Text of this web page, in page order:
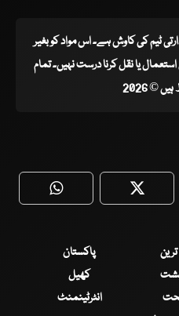
ٹیم کی کاوش ہے۔ اس مواد کو بغیر
یا نقل کرنا درست نہیں۔ تمام
© 2026
WhatsApp
ترین
پاکستان
کھیل
انٹرٹینمنٹ